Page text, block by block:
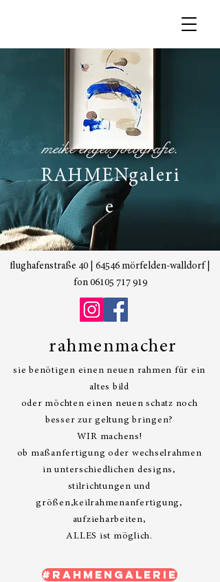
RAHMENgaleri
e
meike engel. fotografie.
flughafenstraße 40 | 64546 mörfelden-walldorf |
fon06105 717 919
rahmenmacher
sie benötigen einen neuen rahmen für ein
altes bild
oder möchten einen neuen schatz noch
besser zur geltung bringen?
WIR machens!
ob maßanfertigung oder wechselrahmen
in unterschiedlichen designs,
stilrichtungen und
größen,keilrahmenanfertigung,
aufzieharbeiten,
ALLES ist möglich.
#rahmengalerie